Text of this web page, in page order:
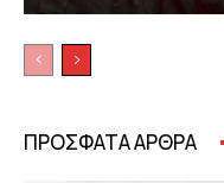
ΠΡΟΣΦΑΤΑ ΑΡΘΡΑ